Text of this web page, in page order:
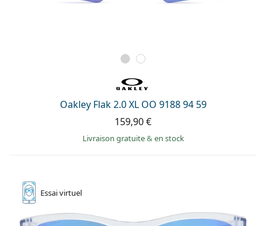
Oakley Flak 2.0 XL OO 9188 94 59
159,90 €
Livraison gratuite& en stock
Essaivirtuel